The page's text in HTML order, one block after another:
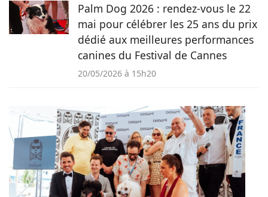
Palm Dog 2026 : rendez-vous le 22
mai pour célébrer les 25 ans du prix
dédié aux meilleures performances
canines du Festival de Cannes
20/05/2026 à 15h20